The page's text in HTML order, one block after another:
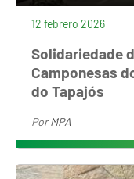
12 febrero 2026
Solidariedade
Camponesas
do Tapajós
PorMPA